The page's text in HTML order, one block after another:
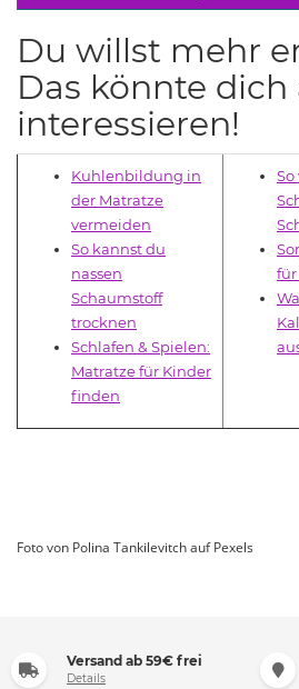
Du willst mehr
Das könnte dich
interessieren!
Kuhlenbildung in
der Matratze
vermeiden
So kannst du
nassen
Schaumstoff
trocknen
Schlafen & Spielen:
Matratze für Kinder
finden
für
Foto von Polina Tankilevitch auf Pexels
Versand ab 59€ frei
Details